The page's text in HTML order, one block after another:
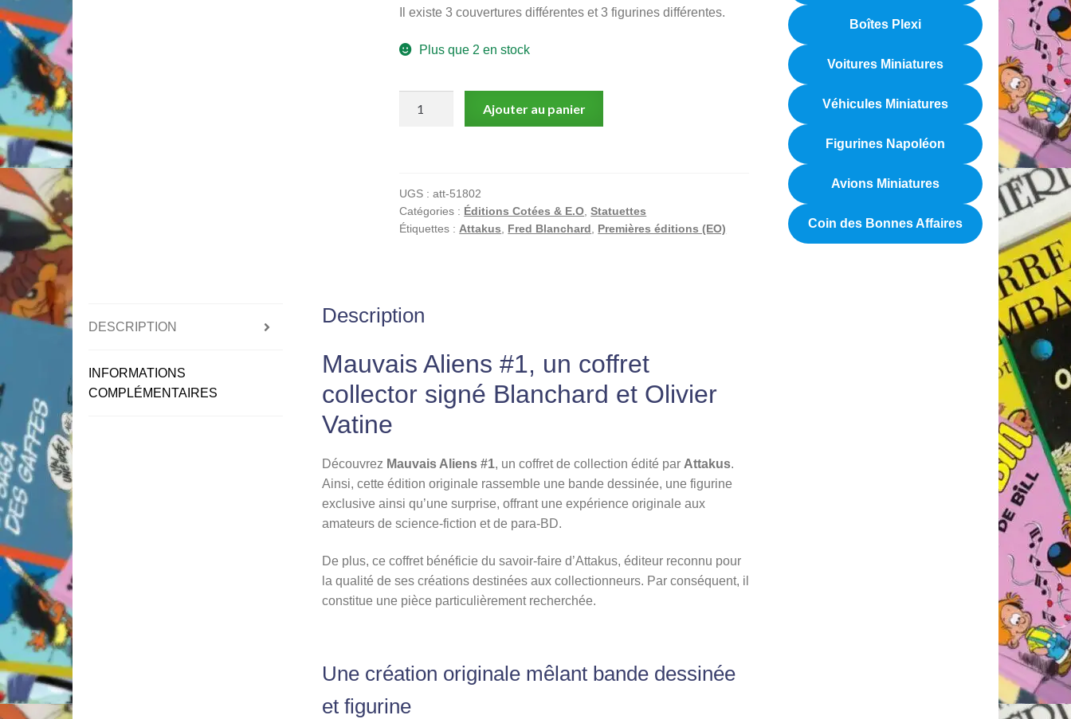
Il existe 3 couvertures différentes et 3 figurines différentes.
Plus que 2 en stock
–
BD
–
par
et
Ajouter au panier
UGS :att-51802
Catégories : Éditions Cotées & E.O ,Statuettes
Étiquettes : Attakus Fred Blanchard Premières éditions (EO)
DESCRIPTION
INFORMATIONS
COMPLÉMENTAIRES
Description
Mauvais Aliens #1, un coffret
collector signé Blanchard et Olivier
Vatine
Découvrez Mauvais Aliens #1, un coffret de collection édité par Attakus.
Ainsi, cette édition originale rassemble une bande dessinée, une figurine
exclusive ainsi qu’une surprise, offrant une expérience originale aux
amateurs de science-fiction et de para-BD.
De plus, ce coffret bénéficie du savoir-faire d’Attakus, éditeur reconnu pour
la qualité de ses créations destinées aux collectionneurs. Par conséquent, il
constitue une pièce particulièrement recherchée.
Une création originale mêlant bande dessinée
et figurine
Boîtes Plexi
Voitures Miniatures
Véhicules Miniatures
Figurines Napoléon
Avions Miniatures
Coin des Bonnes Affaires